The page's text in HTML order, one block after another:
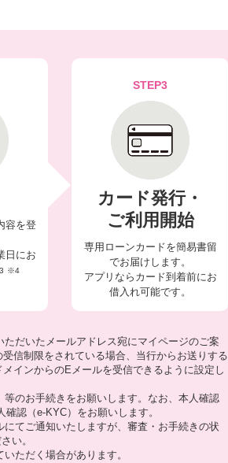
容を登
日にお
※4
STEP3
カード発行・
ご利用開始
専用ローンカードを簡易書留
でお届けします。
アプリならカード到着前にお
借入れ可能です。
だいたメールアドレス宛にマイページのご案
信制限をされている場合、当行からお送りする
インからのEメールを受信できるように設定し
のお手続きをお願いします。なお、本人確認
認（e-KYC）をお願いします。
てご通知いたしますが、審査・お手続きの状
い。
ただく場合があります。